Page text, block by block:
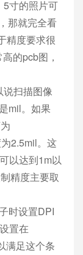
5寸的照片可
那就完全看
精度要求很
的pcb图，
扫描图像
mil。如果
2.5mil。这
以达到1m以
精度主要取
时设置DPI
置在
满足这个条